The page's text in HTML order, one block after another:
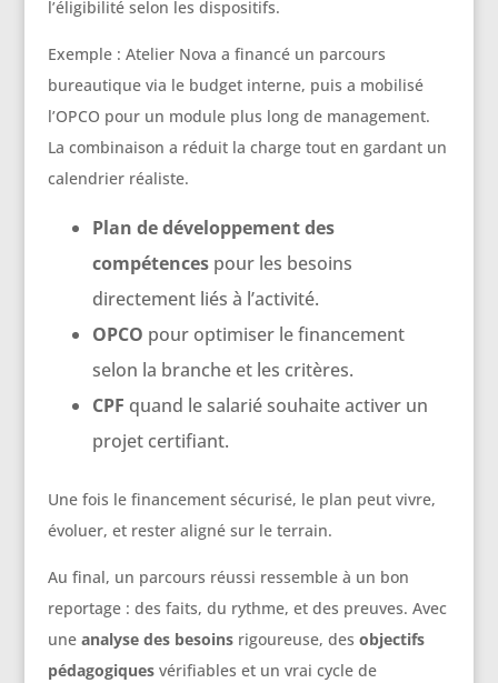
l’éligibilité selon les dispositifs.
Exemple : Atelier Nova a financé un parcours
bureautique via le budget interne, puis a mobilisé
l’OPCO pour un module plus long de management.
La combinaison a réduit la charge tout en gardant un
calendrier réaliste.
Plan de développement des
compétencespour les besoins
directement liés à l’activité.
OPCO pour optimiser le financement
selon la branche et les critères.
CPF quand le salarié souhaite activer un
projet certifiant.
Une fois le financement sécurisé, le plan peut vivre,
évoluer, et rester aligné sur le terrain.
Au final, un parcours réussi ressemble à un bon
reportage : des faits, du rythme, et des preuves. Avec
une analyse des besoinsrigoureuse, des objectifs
pédagogiquesvérifiables et un vrai cycle de